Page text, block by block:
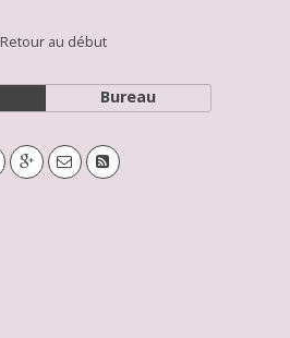
Retour au début
Bureau